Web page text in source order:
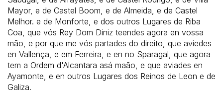
Mayor, e de Castel Boom, e de Almeida, e de Castel
Melhor. e de Monforte, e dos outros Lugares de Riba
Coa, que vós Rey Dom Diniz teendes agora en vossa
mão, e por que me vós partades do direito, que aviedes
en Vallença, e em Ferreira, e en no Sparagal, que agora
tem a Ordem d'Alcantara asá maão, e que aviades en
Ayamonte, e en outros Lugares dos Reinos de Leon e de
Galiza.